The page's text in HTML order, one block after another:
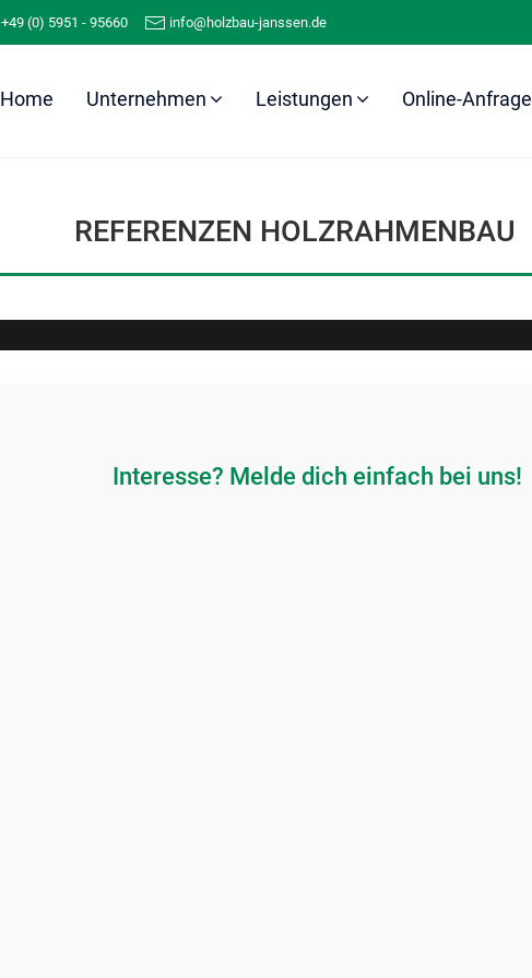
+49 (0) 5951 - 95660 info@holzbau-janssen.de
Home Unternehmen Leistungen Online-Anfrage
REFERENZEN HOLZRAHMENBAU
Interesse? Melde dich einfach bei uns!